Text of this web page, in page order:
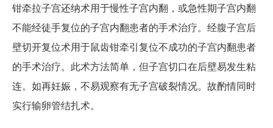
钳牵拉子宫还纳术用于慢性子宫内翻，或急性期子宫内翻
不能经徒手复位的子宫内翻患者的手术治疗。经腹子宫后
壁切开复位术用于鼠齿钳牵引复位不成功的子宫内翻患者
的手术治疗。此术方法简单，但子宫切口在后壁易发生粘
连。如再妊娠，不易观察有无子宫破裂情况。故酌情同时
实行输卵管结扎术。